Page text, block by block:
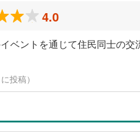
4.0
ベントを通じて住民同士の
投稿）